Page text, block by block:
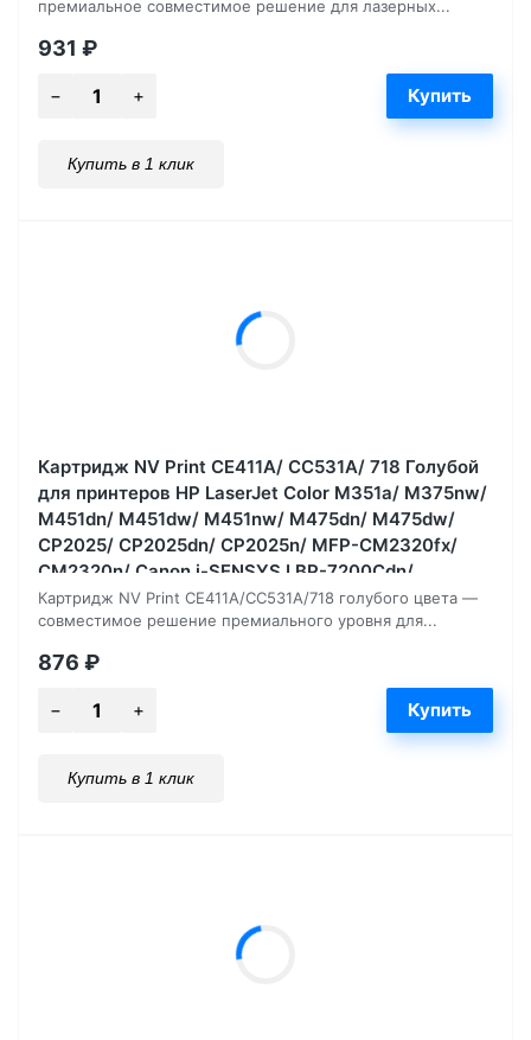
премиальное совместимое решение для лазерных...
931 ₽
Купить в 1 клик
Картридж NV Print CE411A/ CC531A/ 718 Голубой
для принтеров HP LaserJet Color M351a/ M375nw/
M451dn/ M451dw/ M451nw/ M475dn/ M475dw/
CP2025/ CP2025dn/ CP2025n/ MFP-CM2320fx/
CM2320n/ Canon i-SENSYS LBP-7200Cdn/
7210Cdn/ 7660, 2800 страниц
Картридж NV Print CE411A/CC531A/718 голубого цвета —
совместимое решение премиального уровня для...
876 ₽
Купить в 1 клик